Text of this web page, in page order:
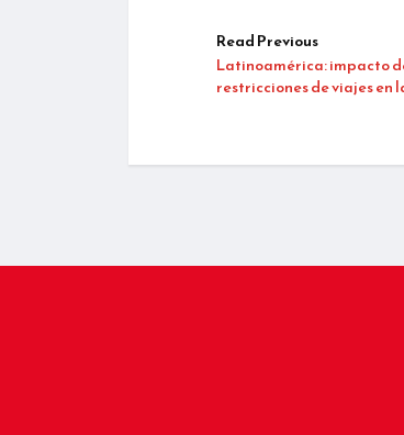
Read Previous
Latinoamérica: impacto
restricciones de viajes en